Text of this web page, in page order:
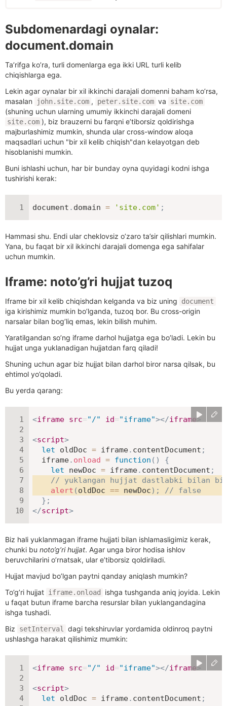
Subdomenardagi oynalar:
document.domain
Ta’rifga ko’ra, turli domenlarga ega ikki URL turli kelib
chiqishlarga ega.
Lekin agar oynalar bir xil ikkinchi darajali domenni baham ko’rsa,
masalan
john.site.com , peter.site.com va site.com
(shuning uchun ularning umumiy ikkinchi darajali domeni
site.com ), biz brauzerni bu farqni e’tiborsiz qoldirishga
majburlashimiz mumkin, shunda ular cross-window aloqa
maqsadlari uchun "bir xil kelib chiqish"dan kelayotgan deb
hisoblanishi mumkin.
Buni ishlashi uchun, har bir bunday oyna quyidagi kodni ishga
tushirishi kerak:
document . domain = 'site.com' ;
Hammasi shu. Endi ular cheklovsiz o’zaro ta’sir qilishlari mumkin.
Yana, bu faqat bir xil ikkinchi darajali domenga ega sahifalar
uchun mumkin.
Iframe: noto’g’ri hujjat tuzoq
Iframe bir xil kelib chiqishdan kelganda va biz uning document
iga kirishimiz mumkin bo’lganda, tuzoq bor. Bu cross-origin
narsalar bilan bog’liq emas, lekin bilish muhim.
Yaratilgandan so’ng iframe darhol hujjatga ega bo’ladi. Lekin bu
hujjat unga yuklanadigan hujjatdan farq qiladi!
Shuning uchun agar biz hujjat bilan darhol biror narsa qilsak, bu
ehtimol yo’qoladi.
Bu yerda qarang:
<iframe src=" /" id="iframe"></iframe>
<script>
let oldDoc = iframe. contentDocument ;
  iframe
. onload = function ( )
{
let newDoc = iframe. contentDocument ;
// yuklangan hujjat dastlabki bilan
alert (oldDoc == newDoc) ;
// false
} ;
</script>
Biz hali yuklanmagan iframe hujjati bilan ishlamasligimiz kerak,
chunki bu noto’g’ri hujjat. Agar unga biror hodisa ishlov
beruvchilarini o’rnatsak, ular e’tiborsiz qoldiriladi.
Hujjat mavjud bo’lgan paytni qanday aniqlash mumkin?
To’g’ri hujjat iframe.onload
ishga tushganda aniq joyida. Lekin
u faqat butun iframe barcha resurslar bilan yuklangandagina
ishga tushadi.
Biz
setInterval
dagi tekshiruvlar yordamida oldinroq paytni
ushlashga harakat qilishimiz mumkin:
<iframe src=" /" id="iframe"></iframe>
<script>
let oldDoc = iframe. contentDocument ;